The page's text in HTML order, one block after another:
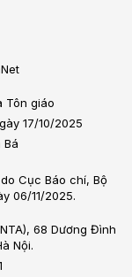
Tôn giáo
17/10/2025
Bá
Cục Báo chí, Bộ
06/11/2025.
68 Dương Đình
Nội.